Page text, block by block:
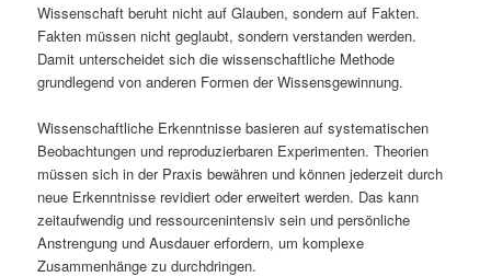
Wissenschaft beruht nicht auf Glauben, sondern auf Fakten.
Fakten müssen nicht geglaubt, sondern verstanden werden.
Damit unterscheidet sich die wissenschaftliche Methode
grundlegend von anderen Formen der Wissensgewinnung.
Wissenschaftliche Erkenntnisse basieren auf systematischen
Beobachtungen und reproduzierbaren Experimenten. Theorien
müssen sich in der Praxis bewähren und können jederzeit durch
neue Erkenntnisse revidiert oder erweitert werden. Das kann
zeitaufwendig und ressourcenintensiv sein und persönliche
Anstrengung und Ausdauer erfordern, um komplexe
Zusammenhänge zu durchdringen.